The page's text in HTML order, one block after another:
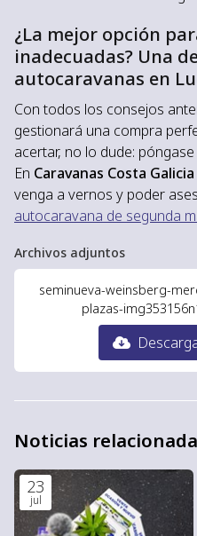
¿La mejor opción
inadecuadas? Una
autocaravanas en
Con todos los consejos
gestionará una compra
acertar, no lo dude:
En Caravanas Costa Galicia
venga a vernos y poder
autocaravana de segunda
Archivos adjuntos
seminueva-weinsberg-
plazas-
Noticias
23
jul